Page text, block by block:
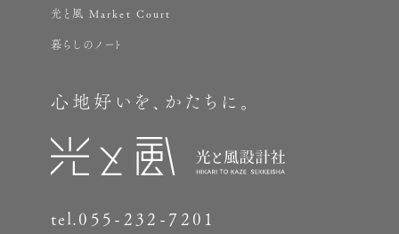
心地好いを、かたちに。
tel.055-232-7201
光と風 Market Court
暮らしのノート